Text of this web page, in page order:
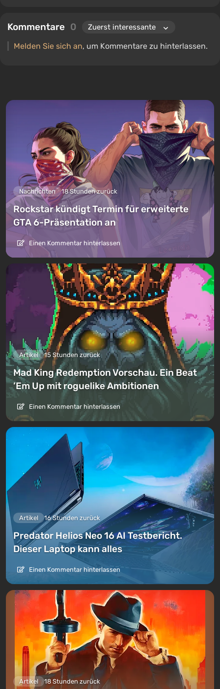
Kommentare 0
Melden Sie sich an, um Kommentare zu hinterlassen.
Nachrichten 18 Stunden zurück
Rockstar kündigt Termin für erweiterte
GTA 6-Präsentation an
Einen Kommentar hinterlassen
Artikel 15 Stunden zurück
Mad King Redemption Vorschau. Ein Beat
’Em Up mit roguelike Ambitionen
Einen Kommentar hinterlassen
Artikel 16 Stunden zurück
Predator Helios Neo 16 AI Testbericht.
Dieser Laptop kann alles
Einen Kommentar hinterlassen
Artikel 18 Stunden zurück